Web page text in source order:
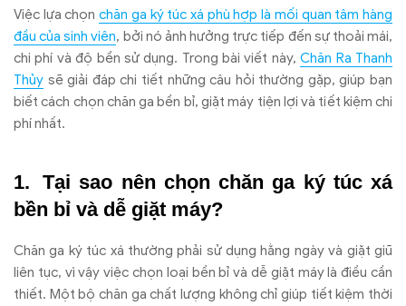
Việc lựa chọnchăn ga ký túc xá phù hợp là mối quan tâm hàng
đầu của sinh viên, bởi nó ảnh hưởng trực tiếp đến sự thoải mái,
chi phí vàđộ bền sử dụng. Trong bài viết này,Chăn Ra Thanh
Thủy sẽ giải đáp chi tiết những câu hỏi thường gặp, giúp bạn
biết cách chọn chăn ga bền bỉ, giặt máy tiện lợi và tiết kiệm chi
phí nhất.
Tại sao nên chọn chăn ga ký túc xá
bền bỉ và dễ giặt máy?
Chăn ga ký túc xá thường phải sử dụng hằng ngày và giặt giũ
liên tục, vì vậy việc chọn loại bền bỉ và dễ giặt máy làđiều cần
thiết. Một bộ chăn ga chất lượng không chỉ giúp tiết kiệm thời